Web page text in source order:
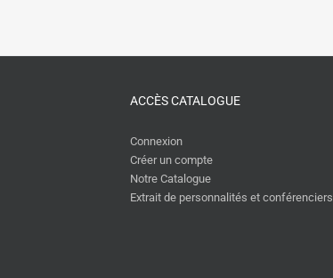
ACCÈS CATALOGUE
Connexion
Créer un compte
Notre Catalogue
Extrait de personnalités et conférenciers